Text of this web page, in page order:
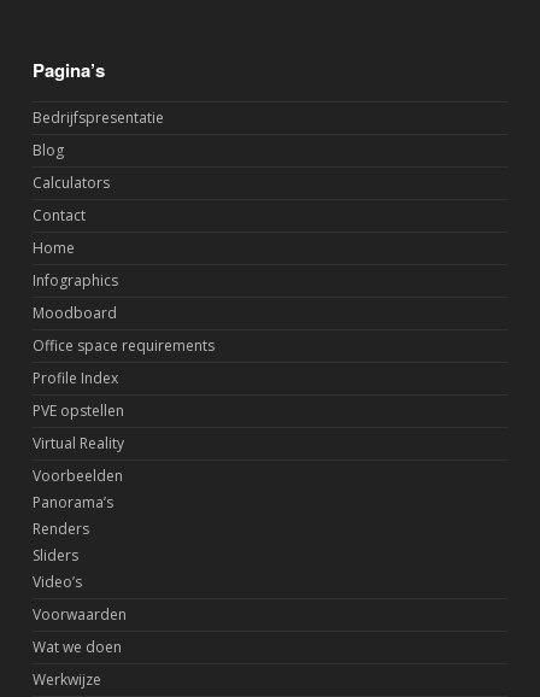
Pagina’s
Bedrijfspresentatie
Blog
Calculators
Contact
Home
Infographics
Moodboard
Office space requirements
Profile Index
PVE opstellen
Virtual Reality
Voorbeelden
Panorama’s
Renders
Sliders
Video’s
Voorwaarden
Wat we doen
Werkwijze